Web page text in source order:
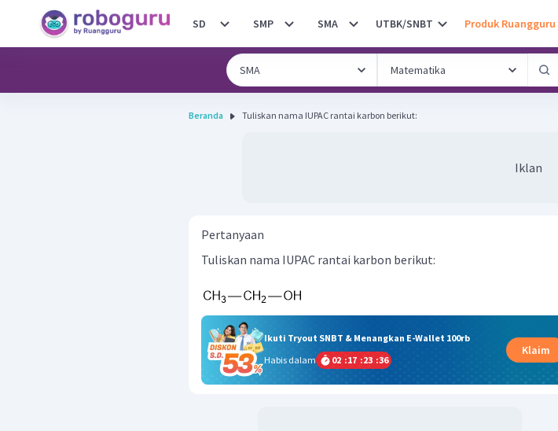
SD SMP SMA UTBK/SNBT Produk Ruangguru
Beranda Tuliskan nama IUPAC rantai karbon berikut:
Iklan
Pertanyaan
Tuliskan nama IUPAC rantai karbon berikut:
Ikuti Tryout SNBT & Menangkan E-Wallet 100rb
Habis dalam
02 :17 :23 :35
Klaim